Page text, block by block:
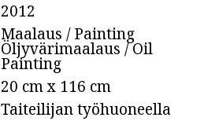
2012
Maalaus / Painting
Öljyvärimaalaus / Oil
Painting
20 cm x 116 cm
Taiteilijan työhuoneella